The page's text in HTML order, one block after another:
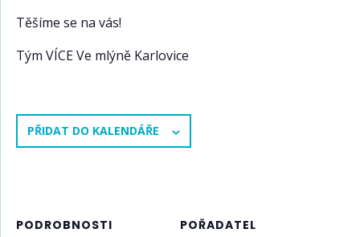
Těšíme se na vás!
Tým VÍCE Ve mlýně Karlovice
PŘIDAT DO KALENDÁŘE
PODROBNOSTI POŘADATEL